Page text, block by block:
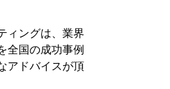
ィングは、業界
全国の成功事例
アドバイスが頂